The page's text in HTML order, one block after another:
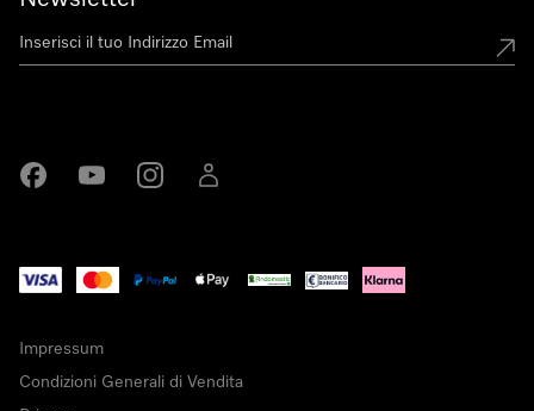
Impressum
Condizioni Generali di Vendita